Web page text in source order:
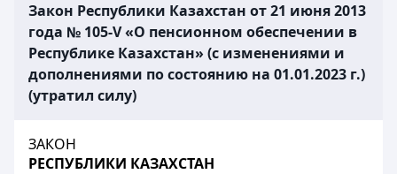
Закон Республики Казахстан от 21 июня 2013
года № 105-V «О пенсионном обеспечении в
Республике Казахстан» (с изменениями и
дополнениями по состоянию на 01.01.2023 г.)
(утратил силу)
ЗАКОН
РЕСПУБЛИКИ КАЗАХСТАН